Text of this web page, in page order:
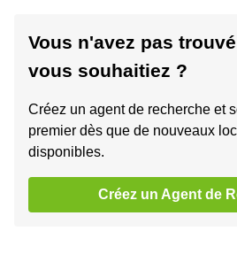
Vous n'avez pas
vous souhaitiez ?
Créez un agent de recherche et
premier dès que de nouveaux
disponibles.
Créez un Agent de